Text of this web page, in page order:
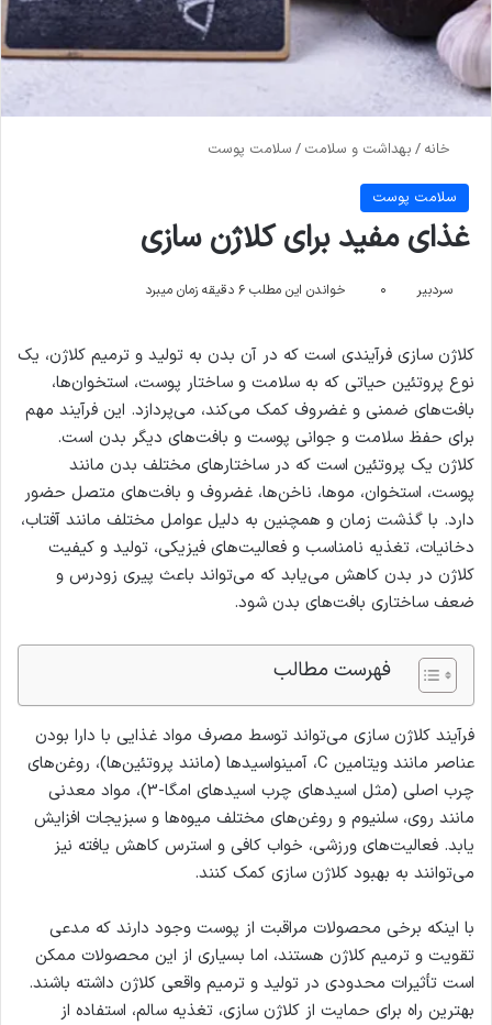
خانه / بهداشت و سلامت / سلامت پوست
سلامت پوست
غذای مفید برای کلاژن سازی
سردبیر ۰ خواندن این مطلب ۶ دقیقه زمان میبرد
کلاژن سازی فرآیندی است که در آن بدن به تولید و ترمیم کلاژن، یک
نوع پروتئین حیاتی که به سلامت و ساختار پوست، استخوان‌ها،
بافت‌های ضمنی و غضروف کمک می‌کند، می‌پردازد. این فرآیند مهم
برای حفظ سلامت و جوانی پوست و بافت‌های دیگر بدن است.
کلاژن یک پروتئین است که در ساختارهای مختلف بدن مانند
پوست، استخوان، موها، ناخن‌ها، غضروف و بافت‌های متصل حضور
دارد. با گذشت زمان و همچنین به دلیل عوامل مختلف مانند آفتاب،
دخانیات، تغذیه نامناسب و فعالیت‌های فیزیکی، تولید و کیفیت
کلاژن در بدن کاهش می‌یابد که می‌تواند باعث پیری زودرس و
ضعف ساختاری بافت‌های بدن شود.
فهرست مطالب
فرآیند کلاژن سازی می‌تواند توسط مصرف مواد غذایی با دارا بودن
عناصر مانند ویتامین C، آمینواسیدها (مانند پروتئین‌ها)، روغن‌های
چرب اصلی (مثل اسیدهای چرب اسیدهای امگا-3)، مواد معدنی
مانند روی، سلنیوم و روغن‌های مختلف میوه‌ها و سبزیجات افزایش
یابد. فعالیت‌های ورزشی، خواب کافی و استرس کاهش یافته نیز
می‌توانند به بهبود کلاژن سازی کمک کنند.
با اینکه برخی محصولات مراقبت از پوست وجود دارند که مدعی
تقویت و ترمیم کلاژن هستند، اما بسیاری از این محصولات ممکن
است تأثیرات محدودی در تولید و ترمیم واقعی کلاژن داشته باشند.
بهترین راه برای حمایت از کلاژن سازی، تغذیه سالم، استفاده از